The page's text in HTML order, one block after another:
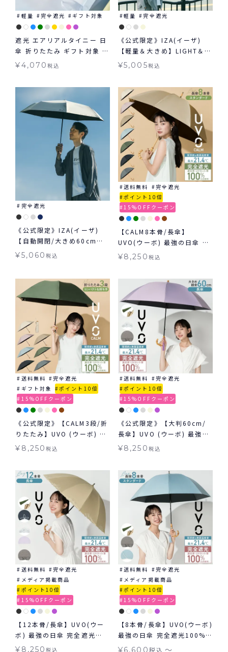
軽量 完全遮光 ギフト対象
遮光 エアリアルタイニー 日
傘 折りたたみ ギフト対象 晴
雨兼用 Wpc.
¥4,070税込
軽量 完全遮光
《公式限定》IZA(イーザ)
【軽量＆大きめ】LIGHT＆
LARGE ライト&ラージ 日傘
¥5,005税込
完全遮光
《公式限定》IZA(イーザ)
【自動開閉/大きめ60cm】
AUTOMATIC & SAFE 60cm
め 自動開閉傘 晴雨兼用 ギフ
ト対象
¥5,060税込
送料無料
完全遮光
ポイント10倍
15%OFFクーポン
【CALM8本骨/長傘】
UVO(ウーボ) 最強の日傘 カ
ーム 完全遮光100％ 無地 日
¥8,250 税込
送料無料
完全遮光
ギフト対象
ポイント10倍
15%OFFクーポン
《公式限定》【CALM3段/折
りたたみ】UVO (ウーボ) 最
強の日傘 カーム 3段折 完全
用
¥ 8,250税込
送料無料
完全遮光
ポイント10倍
15%OFFクーポン
《公式限定》【大判60cm/
長傘】UVO (ウーボ) 最強の
日傘 大きめタイプ ≪送料無
¥8,250 税込
送料無料
完全遮光
メディア掲載商品
ポイント10倍
15%OFFクーポン
【12本骨/長傘】UVO(ウー
ボ) 最強の日傘 完全遮光
100% ≪送料無料≫ 晴雨兼
¥ 8,250税込
送料無料
完全遮光
メディア掲載商品
ポイント10倍
15%OFFクーポン
【8本骨/長傘】UVO(ウーボ)
最強の日傘 完全遮光100%
≪送料無料≫ 晴雨兼用
¥6,600税込 〜